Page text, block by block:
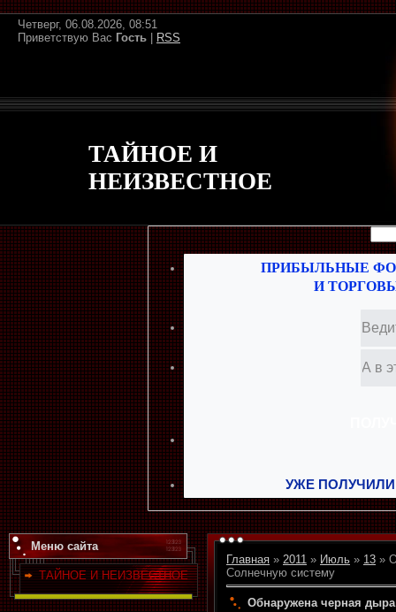
Четверг, 06.08.2026, 08:51
Приветствую Вас Гость RSS
ТАЙНОЕ И
НЕИЗВЕСТНОЕ
ПРИБЫЛЬНЫЕ
И
УЖЕ
Меню сайта
ТАЙНОЕ И НЕИЗВЕСТНОЕ
Главная » 2011 » Июль » 13 »
Солнечную систему
Обнаружена черная